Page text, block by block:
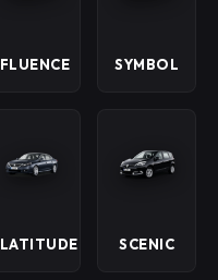
FLUENCE SYMBOL
LATITUDE SCENIC